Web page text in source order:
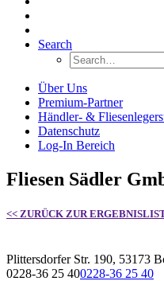
Search
Über Uns
Premium-Partner
Händler- &
Datenschutz
Log-In Bereich
Fliesen Sädler
<< ZURÜCK ZUR
Plittersdorfer Str. 190, 53173
0228-36 25 400228-36 25 40